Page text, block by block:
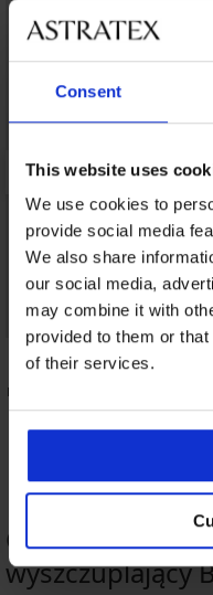
Consent
This website uses
We use cookies to
provide social media
We also share
our social media,
may combine it with
provided to them or
of their services.
129,99 zł
OCENA
wyszczuplający